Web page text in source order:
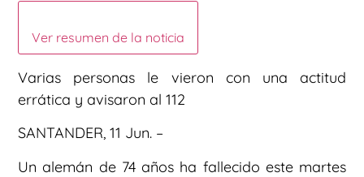
Ver resumen de la noticia
Varias personas le vieron con una actitud
errática y avisaron al 112
SANTANDER, 11 Jun. –
Un alemán de 74 años ha fallecido este martes